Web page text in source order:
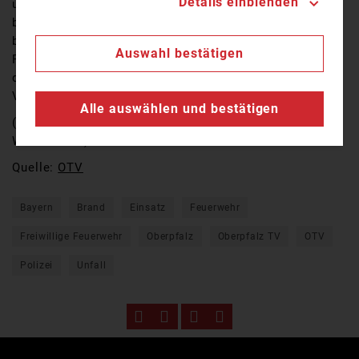
und Windischeschenbach geriet ein mit Papier
beladener LKW in Brand. Laut erstem Kenntnisstand
brach das Feuer durch einen technischen Defekt im
Fahrerhaus aus. Die gerufen Feuerwehrkräfte konnten
den Brand zum Glück schnell unter Kontrolle bringen.
Verletzt wurde niemand.
(pg / Kamera: Peter Nickl, Jürgen Masching, Roland
Wellenhöfer)
Quelle: OTV
Bayern Brand Einsatz Feuerwehr
Freiwillige Feuerwehr Oberpfalz Oberpfalz TV OTV
Polizei Unfall
Auswahl bestätigen
Alle auswählen und bestätigen